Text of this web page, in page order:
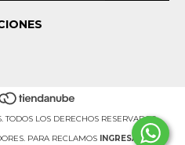
LOS DERECHOS RESERVADOS.
PARA RECLAMOS
INGRESÁ ACÁ.